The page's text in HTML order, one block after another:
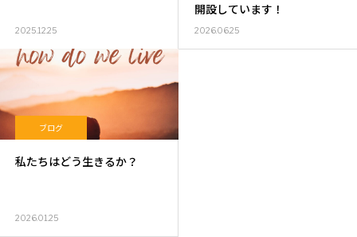
2025.12.25
開設しています！
2026.06.25
ブログ
私たちはどう生きるか？
2026.01.25